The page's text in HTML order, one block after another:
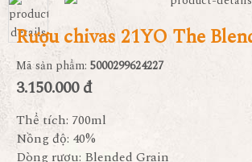
Rượu chivas 21YO The
Mã sản phẩm: 5000299624227
3.150.000 đ
Thể tích: 700ml
Nồng độ: 40%
Dòng rượu: Blended Grain